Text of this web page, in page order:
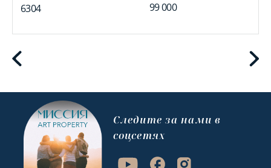
6304 99 000
Cледите за нами в
соцсетях